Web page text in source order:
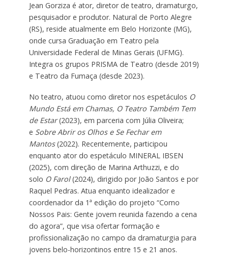
Jean Gorziza é ator, diretor de teatro, dramaturgo,
pesquisador e produtor. Natural de Porto Alegre
(RS), reside atualmente em Belo Horizonte (MG),
onde cursa Graduação em Teatro pela
Universidade Federal de Minas Gerais (UFMG).
Integra os grupos PRISMA de Teatro (desde 2019)
e Teatro da Fumaça (desde 2023).
No teatro, atuou como diretor nos espetáculos O
Mundo Está em Chamas, O Teatro Também Tem
de Estar(2023), em parceria com Júlia Oliveira;
e Sobre Abrir os Olhos e Se Fechar em
Mantos(2022). Recentemente, participou
enquanto ator do espetáculo MINERAL IBSEN
(2025), com direção de Marina Arthuzzi, e do
solo O Farol(2024), dirigido por João Santos e por
Raquel Pedras. Atua enquanto idealizador e
coordenador da 1ª edição do projeto “Como
Nossos Pais: Gente jovem reunida fazendo a cena
do agora”, que visa ofertar formação e
profissionalização no campo da dramaturgia para
jovens belo-horizontinos entre 15 e 21 anos.